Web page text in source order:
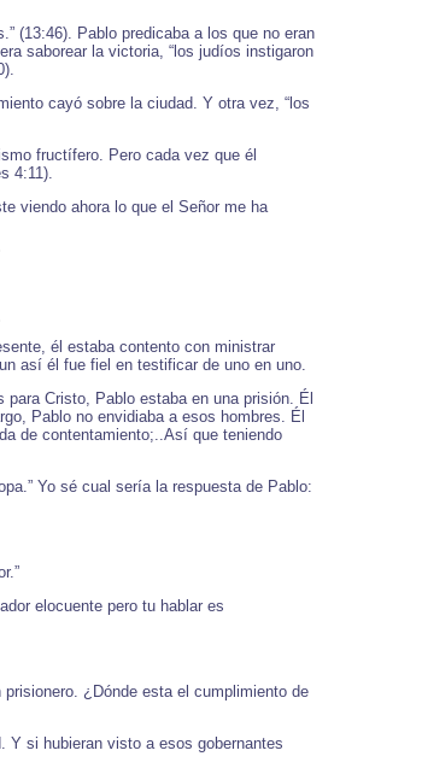
(13:46). Pablo predicaba a los que no eran
saborear la victoria, “los judíos instigaron
cayó sobre la ciudad. Y otra vez, “los
fructífero. Pero cada vez que él
4:11).
viendo ahora lo que el Señor me ha
él estaba contento con ministrar
así él fue fiel en testificar de uno en uno.
Cristo, Pablo estaba en una prisión. Él
Pablo no envidiaba a esos hombres. Él
de contentamiento;..Así que teniendo
Yo sé cual sería la respuesta de Pablo:
elocuente pero tu hablar es
¿Dónde esta el cumplimiento de
Y si hubieran visto a esos gobernantes